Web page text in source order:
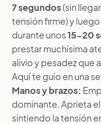
7 segundos(sin
tensión firme) y
durante unos15-20
prestar muchísima
alivio y pesadez que
Aquí te guío en una
Manos y brazos:
dominante. Aprieta
sintiendo la tensión